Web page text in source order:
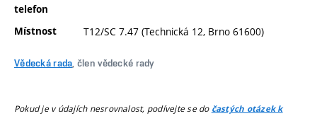
telefon
Místnost T12/SC 7.47 (Technická 12, Brno 61600)
Vědecká rada , člen vědecké rady
Pokud je v údajích nesrovnalost, podívejte se do častých otázek k